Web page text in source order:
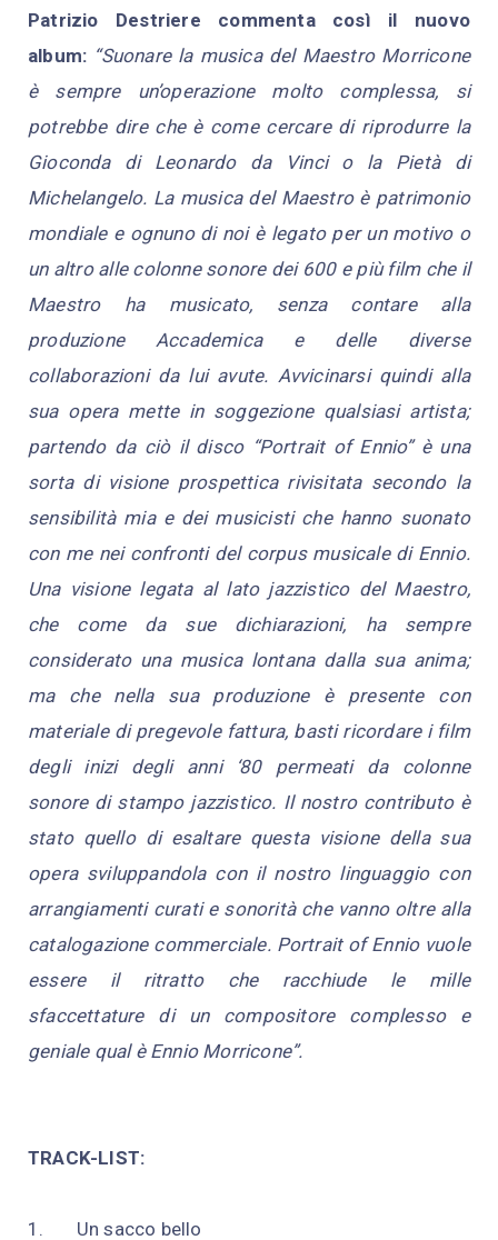
Patrizio Destriere commenta così il nuovo
album: “Suonare la musica del Maestro Morricone
è sempre un’operazione molto complessa, si
potrebbe dire che è come cercare di riprodurre la
Gioconda di Leonardo da Vinci o la Pietà di
Michelangelo. La musica del Maestro è patrimonio
mondiale e ognuno di noi è legato per un motivo o
un altro alle colonne sonore dei 600 e più film che il
Maestro ha musicato, senza contare alla
produzione Accademica e delle diverse
collaborazioni da lui avute. Avvicinarsi quindi alla
sua opera mette in soggezione qualsiasi artista;
partendo da ciò il disco “Portrait of Ennio” è una
sorta di visione prospettica rivisitata secondo la
sensibilità mia e dei musicisti che hanno suonato
con me nei confronti del corpus musicale di Ennio.
Una visione legata al lato jazzistico del Maestro,
che come da sue dichiarazioni, ha sempre
considerato una musica lontana dalla sua anima;
ma che nella sua produzione è presente con
materiale di pregevole fattura, basti ricordare i film
degli inizi degli anni ‘80 permeati da colonne
sonore di stampo jazzistico. Il nostro contributo è
stato quello di esaltare questa visione della sua
opera sviluppandola con il nostro linguaggio con
arrangiamenti curati e sonorità che vanno oltre alla
catalogazione commerciale. Portrait of Ennio vuole
essere il ritratto che racchiude le mille
sfaccettature di un compositore complesso e
geniale qual è Ennio Morricone”.
TRACK-LIST:
1. Un sacco bello